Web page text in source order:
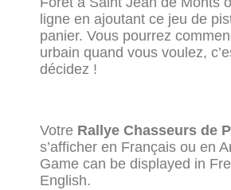
ligne en ajoutant ce jeu de
panier. Vous pourrez
urbain quand vous voulez,
décidez !
Votre Rallye Chasseurs de
s’afficher en Français ou en
Game can be displayed in
English.